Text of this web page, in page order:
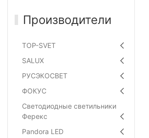
Производители
TOP-SVET
SALUX
РУСЭКОСВЕТ
ФОКУС
Светодиодные светильники
Ферекс
Pandora LED